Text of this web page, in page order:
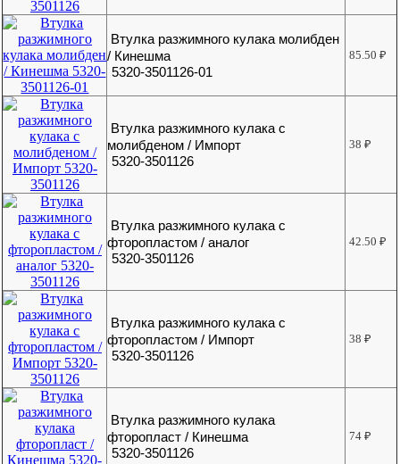
Втулка разжимного кулака молибден
/ Кинешма
5320-3501126-01
85.50₽
Втулка разжимного кулака с
молибденом / Импорт
5320-3501126
38₽
Втулка разжимного кулака с
фторопластом / аналог
5320-3501126
42.50₽
Втулка разжимного кулака с
фторопластом / Импорт
5320-3501126
38₽
Втулка разжимного кулака
фторопласт / Кинешма
5320-3501126
74₽